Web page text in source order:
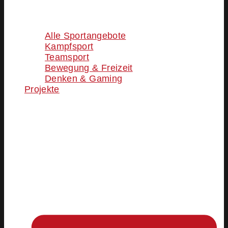
Alle Sportangebote
Kampfsport
Teamsport
Bewegung & Freizeit
Denken & Gaming
Projekte